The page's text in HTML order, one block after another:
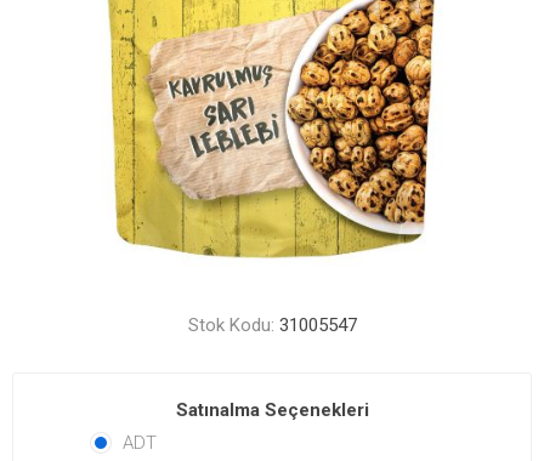
Stok Kodu: 31005547
Satınalma Seçenekleri
ADT